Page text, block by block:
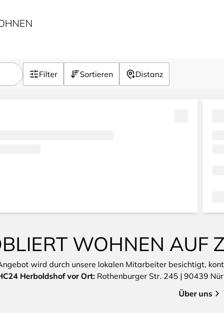
Filter Sortieren Distanz
WOHNEN AUF
wird durch unsere lokalen Mitarbeiter besichtigt,
Herboldshof vor Ort: Rothenburger Str. 245 | 90439
Über uns